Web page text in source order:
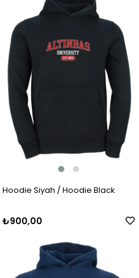
Hoodie Siyah / Hoodie Black
₺900,00